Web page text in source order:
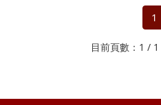
1
目前頁數：1 /